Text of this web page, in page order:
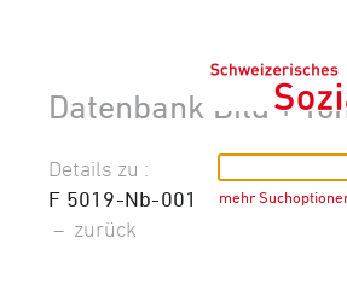
Datenbank Bild +
mehr
Details zu :
F 5019-Nb-001
– zurück